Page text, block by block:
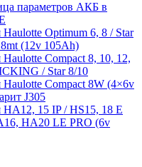
параметров АКБ в
Haulotte Optimum 6, 8 / Star
(12v 105Ah)
Haulotte Compact 8, 10, 12,
/ Star 8/10
Haulotte Compact 8W (4×6v
J305
HA12, 15 IP / HS15, 18 E
HA20 LE PRO (6v